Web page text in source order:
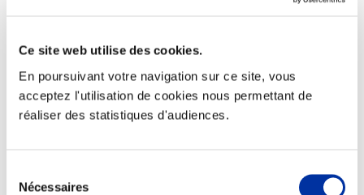
Ce site web utilise des cookies.
En poursuivant votre navigation sur ce site, vous
acceptez l'utilisation de cookies nous permettant de
réaliser des statistiques d'audiences.
Nécessaires
Transport – mise en marché
Abattoir